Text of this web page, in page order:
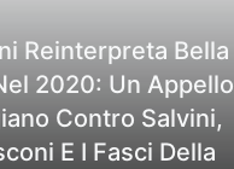
Reinterpreta Bella
2020: Un Appello
Contro Salvini,
E I Fasci Della